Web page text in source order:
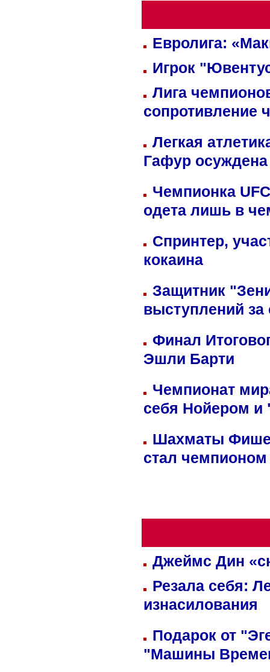
Евролига:
Игрок
Лига
сопротивление
Легкая
Гафур осуждена
Чемпионка
одета лишь в
Спринтер,
кокаина
Защитник
выступлений
Финал
Эшли Барти
Чемпионат
себя Нойером и
Шахматы
стал
Джеймс Дин
Резала себя:
изнасилования
Подарок от
"Машины